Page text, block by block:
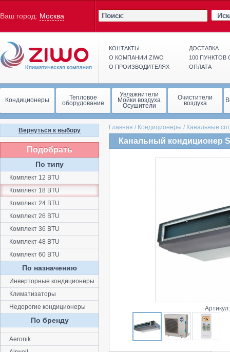
Ваш город: Москва
КОНТАКТЫ
О КОМПАНИИ ZIWO
О ПРОИЗВОДИТЕЛЯХ
ДОСТАВКА
100
ОПЛАТА
Кондиционеры Тепловое
оборудование
Увлажнители
Мойки воздуха
Осушители
Очистители
воздуха
Главная / Кондиционеры / Канальные
Канальный кондиционер
Вернуться к выбору
Подобрать
По типу
Комплект 12 BTU
Комплект 18 BTU
Комплект 24 BTU
Комплект 26 BTU
Комплект 36 BTU
Комплект 48 BTU
Комплект 60 BTU
По назначению
Инверторные кондиционеры
Климатизаторы
Недорогие кондиционеры
По бренду
Aeronik